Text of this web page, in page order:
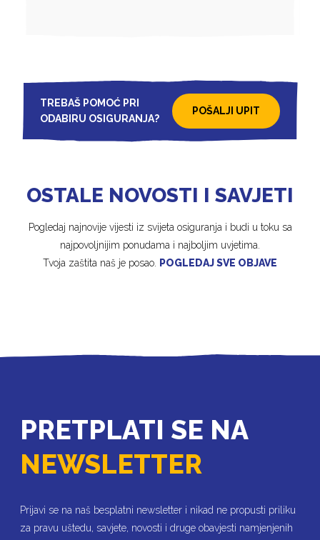
TREBAŠ POMOĆ PRI
ODABIRU OSIGURANJA?
POŠALJI UPIT
OSTALE NOVOSTI I SAVJETI
Pogledaj najnovije vijesti iz svijeta osiguranja i budi u toku sa
najpovoljnijim ponudama i najboljim uvjetima.
Tvoja zaštita naš je posao. POGLEDAJ SVE OBJAVE
PRETPLATI SE NA
NEWSLETTER
Prijavi se na naš besplatni newsletter i nikad ne propusti priliku
za pravu uštedu, savjete, novosti i druge obavjesti namjenjenih